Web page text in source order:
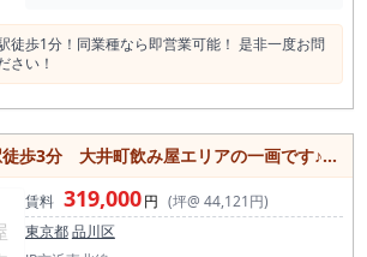
徒歩1分！同業種なら即営業可能！ 是非一度お問
さい！
歩3分 大井町飲み屋エリアの一画です♪【品川区】
賃料 319,000円 (坪@ 44,121円)
東京都品川区